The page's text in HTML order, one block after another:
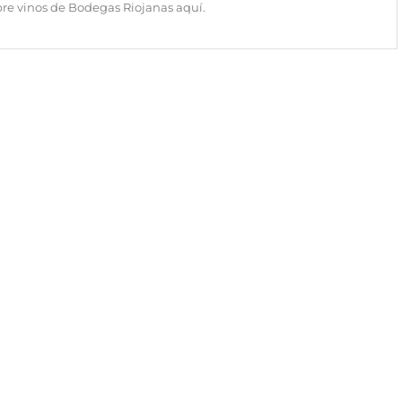
vinos de Bodegas Riojanas aquí.